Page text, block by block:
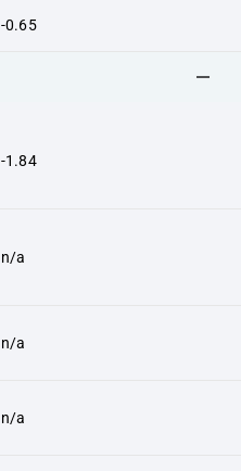
-0.65
-1.84
n/a
n/a
n/a